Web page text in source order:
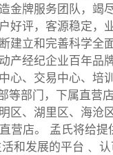
金牌服务团队，竭
好评，客源稳定，
建立和完善科学全
产经纪企业百年品
心、交易中心、培
等部门，下属直营
区、湖里区、海沧
营店。 孟氏将给提
和发展的平台﹑